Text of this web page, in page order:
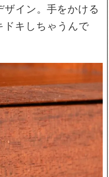
イン。手をかける
ドキしちゃうんで